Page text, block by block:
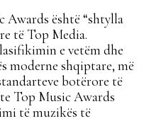
Awards është “shtylla
të Top Media.
e vetëm dhe
moderne shqiptare, më
botërore të
Top Music Awards
të muzikës të